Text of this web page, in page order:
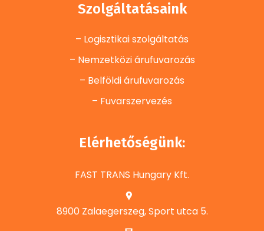
Szolgáltatásaink
– Logisztikai szolgáltatás
– Nemzetközi árufuvarozás
– Belföldi árufuvarozás
– Fuvarszervezés
Elérhetőségünk:
FAST TRANS Hungary Kft.
8900 Zalaegerszeg, Sport utca 5.